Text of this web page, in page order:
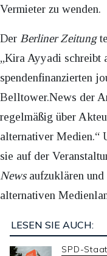
Vermieter zu wenden.
Der Berliner Zeitung
„Kira Ayyadi schreibt
spendenfinanzierten
Belltower.News der
regelmäßig über
alternativer Medien.“
sie auf der
Newsaufzuklären und
alternativen
LESEN SIE AUCH:
SPD-